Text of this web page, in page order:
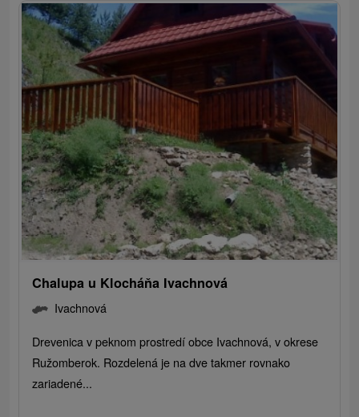
Chalupa u Klocháňa Ivachnová
Ivachnová
Drevenica v peknom prostredí obce Ivachnová, v okrese
Ružomberok. Rozdelená je na dve takmer rovnako
zariadené...